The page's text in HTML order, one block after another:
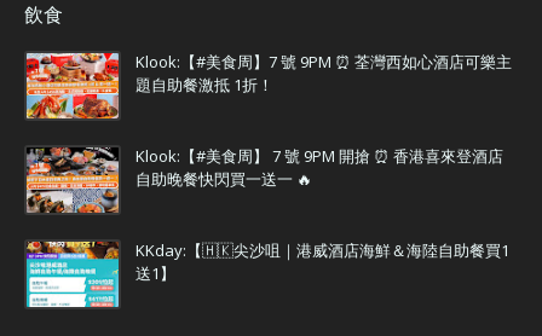
飲食
Klook:【#美食周】7 號 9PM ⏰ 荃灣西如心酒店可樂主
題自助餐激抵 1折！
Klook:【#美食周】 7 號 9PM 開搶 ⏰ 香港喜來登酒店
自助晚餐快閃買一送一 🔥
KKday:【🇭🇰尖沙咀｜港威酒店海鮮＆海陸自助餐買1
送1】